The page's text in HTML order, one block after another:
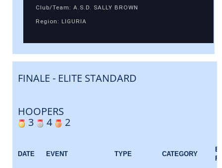
Club/Team: A.S.D. SALLY BROWN
Region: LIGURIA
FINALE - ELITE STANDARD
HOOPERS
3
4 2
DATE EVENT TYPE CATEGORY